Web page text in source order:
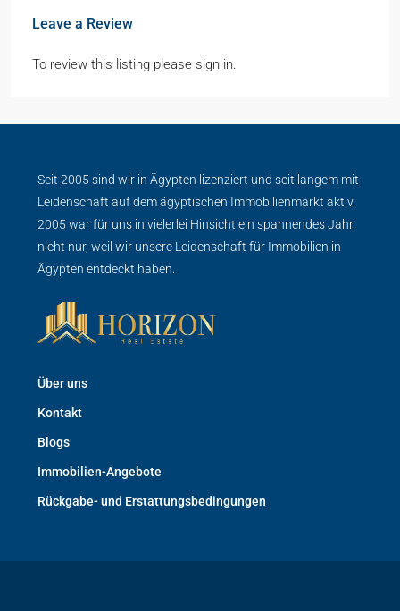
Leave a Review
To review this listing please sign in.
Seit 2005 sind wir in Ägypten lizenziert und seit langem mit
Leidenschaft auf dem ägyptischen Immobilienmarkt aktiv.
2005 war für uns in vielerlei Hinsicht ein spannendes Jahr,
nicht nur, weil wir unsere Leidenschaft für Immobilien in
Ägypten entdeckt haben.
Über uns
Kontakt
Blogs
Immobilien-Angebote
Rückgabe- und Erstattungsbedingungen